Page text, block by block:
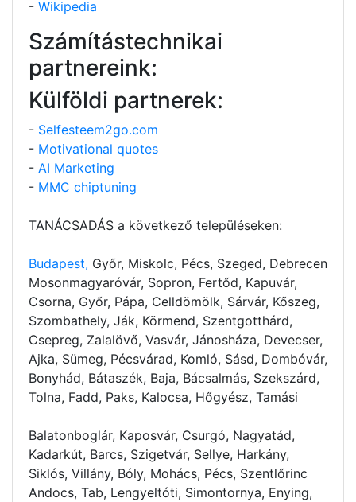
- Wikipedia
Számítástechnikai
partnereink:
Külföldi partnerek:
- Selfesteem2go.com
- Motivational quotes
- AI Marketing
- MMC chiptuning
TANÁCSADÁS a következő településeken:
Budapest, Győr, Miskolc, Pécs, Szeged, Debrecen
Mosonmagyaróvár, Sopron, Fertőd, Kapuvár,
Csorna, Győr, Pápa, Celldömölk, Sárvár, Kőszeg,
Szombathely, Ják, Körmend, Szentgotthárd,
Csepreg, Zalalövő, Vasvár, Jánosháza, Devecser,
Ajka, Sümeg, Pécsvárad, Komló, Sásd, Dombóvár,
Bonyhád, Bátaszék, Baja, Bácsalmás, Szekszárd,
Tolna, Fadd, Paks, Kalocsa, Hőgyész, Tamási
Balatonboglár, Kaposvár, Csurgó, Nagyatád,
Kadarkút, Barcs, Szigetvár, Sellye, Harkány,
Siklós, Villány, Bóly, Mohács, Pécs, Szentlőrinc
Andocs, Tab, Lengyeltóti, Simontornya, Enying,